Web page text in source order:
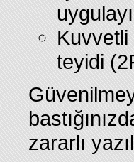
teyidi
zararlı